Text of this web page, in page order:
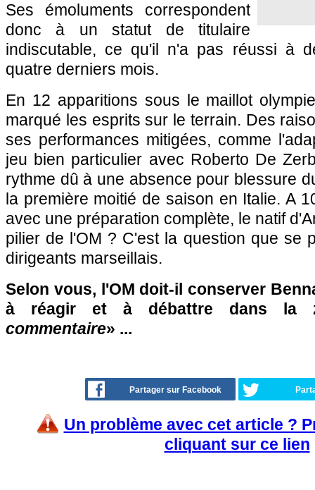
Ses émoluments correspondent
donc à un statut de titulaire
indiscutable, ce qu'il n'a pas réussi à
quatre derniers mois.
En 12 apparitions sous le maillot
marqué les esprits sur le terrain. Des
ses performances mitigées, comme
jeu bien particulier avec Roberto De
rythme dû à une absence pour blessure
la première moitié de saison en Italie. A
avec une préparation complète, le natif
pilier de l'OM ? C'est la question que se
dirigeants marseillais.
Selon vous, l'OM doit-il conserver
à réagir et à débattre dans la
commentaire» ...
Partager sur Facebook
Un problème avec cet article ?
cliquant sur ce lien